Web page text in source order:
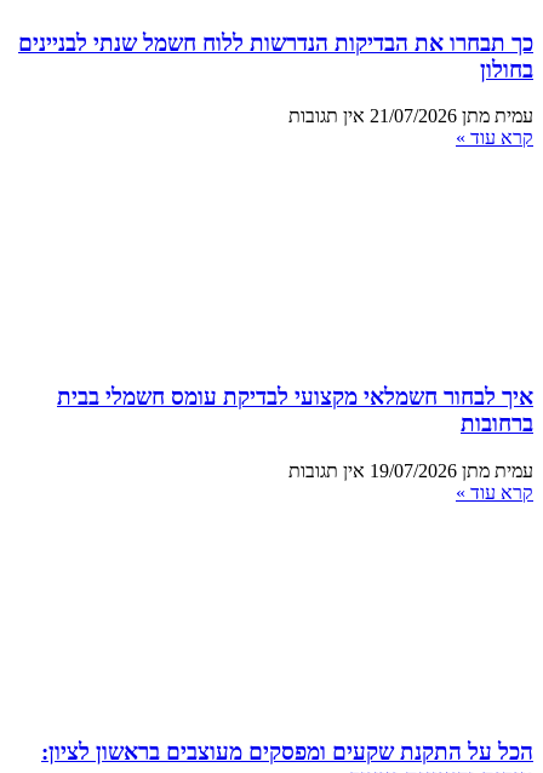
כך תבחרו את הבדיקות הנדרשות ללוח חשמל שנתי לבניינים
בחולון
עמית מתן 21/07/2026 אין תגובות
קרא עוד »
איך לבחור חשמלאי מקצועי לבדיקת עומס חשמלי בבית
ברחובות
עמית מתן 19/07/2026 אין תגובות
קרא עוד »
הכל על התקנת שקעים ומפסקים מעוצבים בראשון לציון: